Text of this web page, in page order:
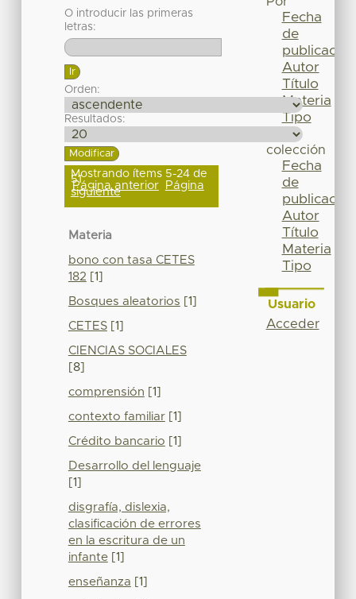
O introducir las primeras
letras:
Orden:
Resultados:
Mostrando ítems 5-24 de
51
Página anterior Página
siguiente
Materia
bono con tasa CETES
182 [1]
Bosques aleatorios [1]
CETES[1]
CIENCIAS SOCIALES
[8]
comprensión [1]
contexto familiar[1]
Crédito bancario [1]
Desarrollo del lenguaje
[1]
disgrafía, dislexia,
clasificación de errores
en la escritura de un
infante[1]
enseñanza [1]
Fecha
de
publicación
Autor
Título
Materia
Tipo
colección
Fecha
de
publicación
Autor
Título
Materia
Tipo
Usuario
Acceder